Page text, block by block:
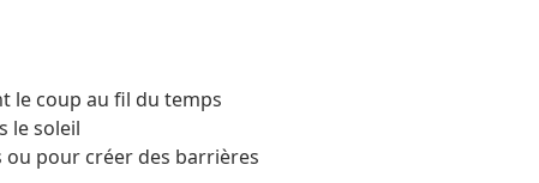
le coup au fil du temps
le soleil
pour créer des barrières